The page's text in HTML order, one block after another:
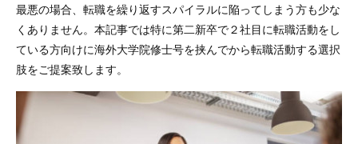
最悪の場合、転職を繰り返すスパイラルに陥ってしまう方も少な
くありません。本記事では特に第二新卒で２社目に転職活動をし
ている方向けに海外大学院修士号を挟んでから転職活動する選択
肢をご提案致します。